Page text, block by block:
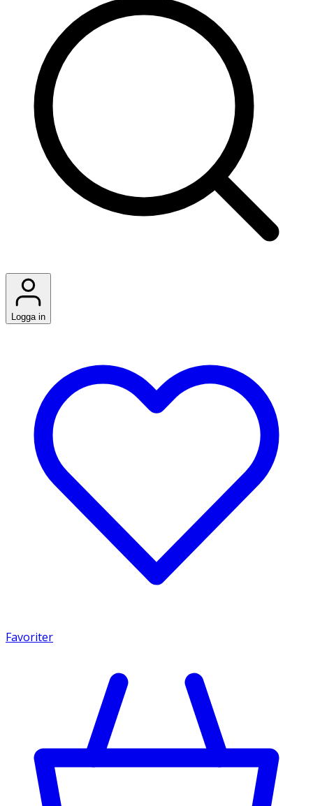
Logga in
Favoriter